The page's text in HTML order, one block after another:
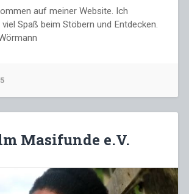
auf meiner Website. Ich
Spaß beim Stöbern und Entdecken.
Masifunde e.V.